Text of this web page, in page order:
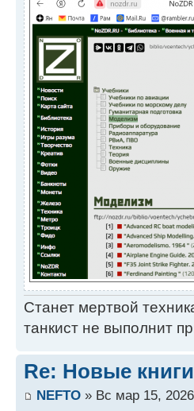
Станет мертвой
танкист не выполнит
Re: Новые
NEFTO » Вс мар 15,